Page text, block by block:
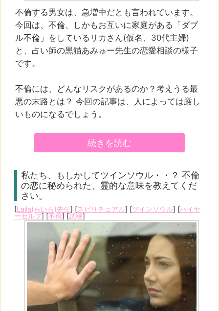
不倫する男女は、急増中だとも言われています。
今回は、不倫、しかもお互いに家庭がある「ダブ
ル不倫」をしているリカさん(仮名、30代主婦)
と、占い師の黒猫あみゅー先生の恋愛相談の様子
です。
不倫には、どんなリスクがあるのか？考えうる最
悪の末路とは？ 今回の記事は、人によっては厳し
いものになるでしょう。
続きを読む
私たち、もしかしてツインソウル・・？ 不倫
の恋に秘められた、霊的な意味を教えてくだ
さい。
[Laila(らいら)先生] [スピリチュアル] [ツインソウル] [ハイヤ
ーセルフ] [不倫] [試練]